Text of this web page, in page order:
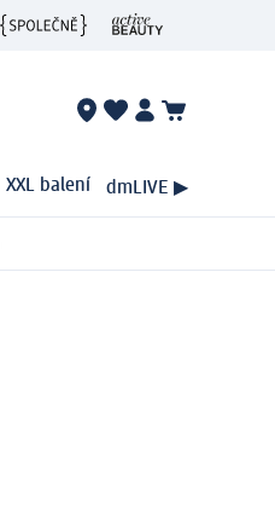
XXL balení dmLIVE ▶